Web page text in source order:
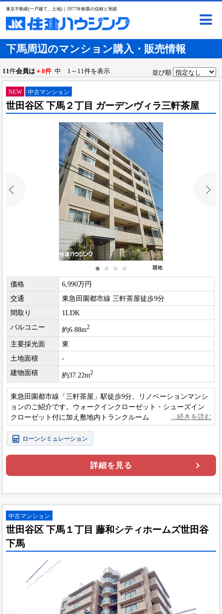
東京不動産(一戸建て、土地)｜1977年創業の信頼と実績
下馬周辺のマンション購入・販売情報
11件会員は ＋8件 中 1～11件を表示 並び順
NEW 中古マンション
世田谷区 下馬２丁目 ガーデンヴィラ三軒茶屋
価格
6,990万円
交通
東急田園都市線 三軒茶屋徒歩9分
間取り
1LDK
バルコニー
約6.88m2
主要採光面
東
土地面積
-
建物面積
約37.22m2
東急田園都市線「三軒茶屋」駅徒歩9分、リノベーションマンシ
ョンのご紹介です。ウォークインクローゼット・シューズイン
クローゼット付に加え敷地内トランクルームもあり充実の収納
力。ペット飼育も可能の物件となっております。
ローンシミュレーション
詳細を見る
中古マンション
世田谷区 下馬１丁目 藤和シティホームズ世田谷
下馬